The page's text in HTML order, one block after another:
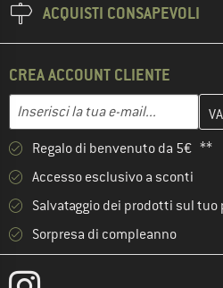
ACQUISTI CONSAPEVOLI
CREA ACCOUNT CLIENTE
Indirizzo e-mail
Inserisci qui il tuo indirizzo e-mail
Regalo di benvenuto da 5€ **
Accesso esclusivo a sconti
Salvataggio dei prodotti sul tuo
Sorpresa di compleanno